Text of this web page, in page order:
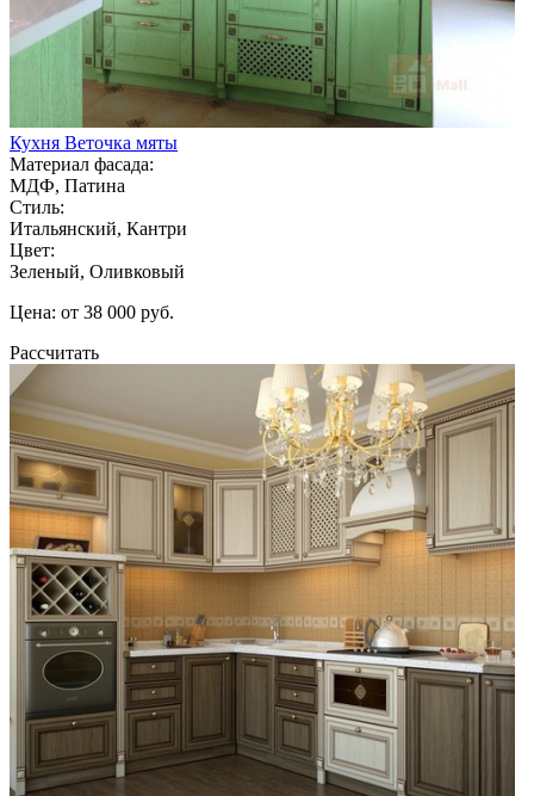
Кухня Веточка мяты
Материал фасада:
МДФ, Патина
Стиль:
Итальянский, Кантри
Цвет:
Зеленый, Оливковый
Цена: от 38 000 руб.
Рассчитать